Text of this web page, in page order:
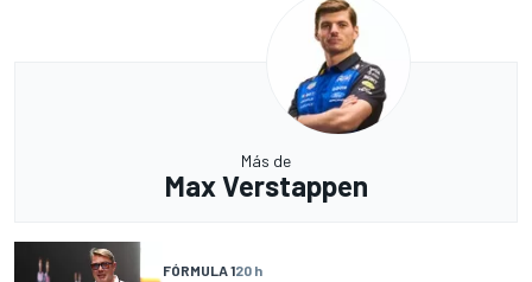
Más de
Max Verstappen
FÓRMULA 120 h